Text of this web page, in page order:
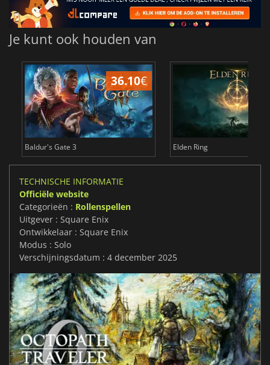
Je kunt ook houden van
36.10€
Baldur's Gate 3 Elden Ring
TECHNISCHE INFORMATIE
Officiële website
Categorieën : Rollenspellen
Uitgever : Square Enix
Ontwikkelaar : Square Enix
Modus : Solo
Verschijningsdatum : 4 december 2025